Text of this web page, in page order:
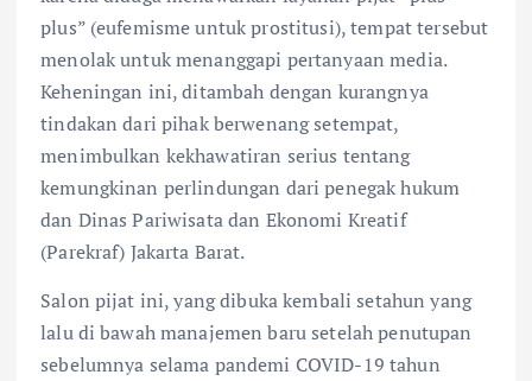
plus” (eufemisme untuk prostitusi), tempat tersebut
menolak untuk menanggapi pertanyaan media.
Keheningan ini, ditambah dengan kurangnya
tindakan dari pihak berwenang setempat,
menimbulkan kekhawatiran serius tentang
kemungkinan perlindungan dari penegak hukum
dan Dinas Pariwisata dan Ekonomi Kreatif
(Parekraf) Jakarta Barat.
Salon pijat ini, yang dibuka kembali setahun yang
lalu di bawah manajemen baru setelah penutupan
sebelumnya selama pandemi COVID-19 tahun